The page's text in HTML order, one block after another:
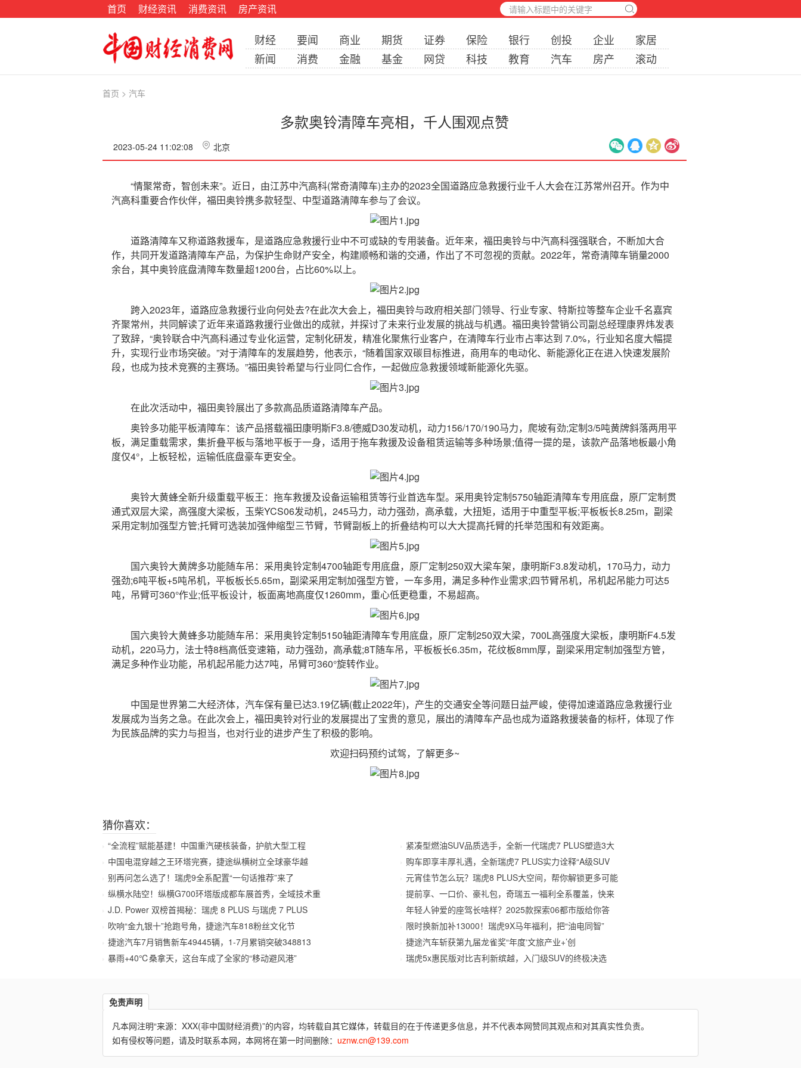
首页 财经资讯 消费资讯 房产资讯
财经 要闻 商业 期货 证券 保险 银行 创投 企业
家居
新闻
消费 金融 基金 网贷 科技 教育 汽车 房产 滚动
首页 > 汽车
多款奥铃清障车亮相，千人围观点赞
2023-05-24 11:02:08 北京
“情聚常奇，智创未来”。近日，由江苏中汽高科(常奇清障车)主办的2023全国道路应急救援行业千人大会在江苏常州召开。作为中
汽高科重要合作伙伴，福田奥铃携多款轻型、中型道路清障车参与了会议。
道路清障车又称道路救援车，是道路应急救援行业中不可或缺的专用装备。近年来，福田奥铃与中汽高科强强联合，不断加大合
作，共同开发道路清障车产品，为保护生命财产安全，构建顺畅和谐的交通，作出了不可忽视的贡献。2022年，常奇清障车销量2000
余台，其中奥铃底盘清障车数量超1200台，占比60%以上。
跨入2023年，道路应急救援行业向何处去?在此次大会上，福田奥铃与政府相关部门领导、行业专家、特斯拉等整车企业千名嘉宾
齐聚常州，共同解读了近年来道路救援行业做出的成就，并探讨了未来行业发展的挑战与机遇。福田奥铃营销公司副总经理康界炜发表
了致辞，“奥铃联合中汽高科通过专业化运营，定制化研发，精准化聚焦行业客户，在清障车行业市占率达到 7.0%，行业知名度大幅提
升，实现行业市场突破。”对于清障车的发展趋势，他表示，“随着国家双碳目标推进，商用车的电动化、新能源化正在进入快速发展阶
段，也成为技术竞赛的主赛场。”福田奥铃希望与行业同仁合作，一起做应急救援领域新能源化先驱。
在此次活动中，福田奥铃展出了多款高品质道路清障车产品。
奥铃多功能平板清障车：该产品搭载福田康明斯F3.8/德威D30发动机，动力156/170/190马力，爬坡有劲;定制3/5吨黄牌斜落两用平
板，满足重载需求，集折叠平板与落地平板于一身，适用于拖车救援及设备租赁运输等多种场景;值得一提的是，该款产品落地板最小角
度仅4°，上板轻松，运输低底盘豪车更安全。
奥铃大黄蜂全新升级重载平板王：拖车救援及设备运输租赁等行业首选车型。采用奥铃定制5750轴距清障车专用底盘，原厂定制贯
通式双层大梁，高强度大梁板，玉柴YCS06发动机，245马力，动力强劲，高承载，大扭矩，适用于中重型平板;平板板长8.25m，副梁
采用定制加强型方管;托臂可选装加强伸缩型三节臂，节臂副板上的折叠结构可以大大提高托臂的托举范围和有效距离。
国六奥铃大黄牌多功能随车吊：采用奥铃定制4700轴距专用底盘，原厂定制250双大梁车架，康明斯F3.8发动机，170马力，动力
强劲;6吨平板+5吨吊机，平板板长5.65m，副梁采用定制加强型方管，一车多用，满足多种作业需求;四节臂吊机，吊机起吊能力可达5
吨，吊臂可360°作业;低平板设计，板面离地高度仅1260mm，重心低更稳重，不易超高。
国六奥铃大黄蜂多功能随车吊：采用奥铃定制5150轴距清障车专用底盘，原厂定制250双大梁，700L高强度大梁板，康明斯F4.5发
动机，220马力，法士特8档高低变速箱，动力强劲，高承载;8T随车吊，平板板长6.35m，花纹板8mm厚，副梁采用定制加强型方管，
满足多种作业功能，吊机起吊能力达7吨，吊臂可360°旋转作业。
中国是世界第二大经济体，汽车保有量已达3.19亿辆(截止2022年)，产生的交通安全等问题日益严峻，使得加速道路应急救援行业
发展成为当务之急。在此次会上，福田奥铃对行业的发展提出了宝贵的意见，展出的清障车产品也成为道路救援装备的标杆，体现了作
为民族品牌的实力与担当，也对行业的进步产生了积极的影响。
欢迎扫码预约试驾，了解更多~
猜你喜欢：
“全流程”赋能基建！中国重汽硬核装备，护航大型工程
中国电混穿越之王环塔完赛，捷途纵横树立全球豪华越
别再问怎么选了！瑞虎9全系配置“一句话推荐”来了
纵横水陆空！纵横G700环塔版成都车展首秀，全域技术重
J.D. Power 双榜首揭秘：瑞虎 8 PLUS 与瑞虎 7 PLUS
吹响“金九银十”抢跑号角，捷途汽车818粉丝文化节
捷途汽车7月销售新车49445辆，1-7月累销突破348813
暴雨+40℃桑拿天，这台车成了全家的“移动避风港”
紧凑型燃油SUV品质选手，全新一代瑞虎7 PLUS塑造3大
购车即享丰厚礼遇，全新瑞虎7 PLUS实力诠释“A级SUV
元宵佳节怎么玩？瑞虎8 PLUS大空间，帮你解锁更多可能
提前享、一口价、豪礼包，奇瑞五一福利全系覆盖，快来
年轻人钟爱的座驾长啥样？2025款探索06都市版给你答
限时换新加补13000！瑞虎9X马年福利，把“油电同智”
捷途汽车斩获第九届龙雀奖“年度‘文旅产业+’创
瑞虎5x惠民版对比吉利新缤越，入门级SUV的终极决选
免责声明
凡本网注明“来源：XXX(非中国财经消费)”的内容，均转载自其它媒体，转载目的在于传递更多信息，并不代表本网赞同其观点和对其真实性负责。
如有侵权等问题，请及时联系本网，本网将在第一时间删除： uznw.cn@139.com